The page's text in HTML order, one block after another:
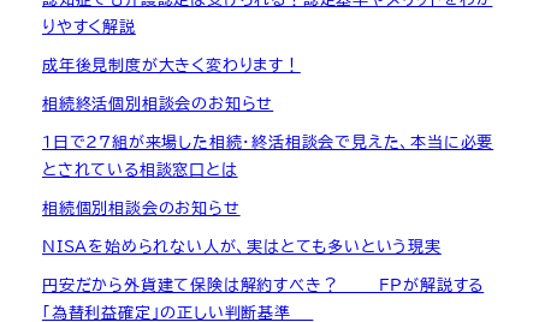
りやすく解説
成年後見制度が大きく変わります！
相続終活個別相談会のお知らせ
1日で27組が来場した相続・終活相談会で見えた、本当に必要
とされている相談窓口とは
相続個別相談会のお知らせ
NISAを始められない人が、実はとても多いという現実
円安だから外貨建て保険は解約すべき？ ― FPが解説する
「為替利益確定」の正しい判断基準 ―